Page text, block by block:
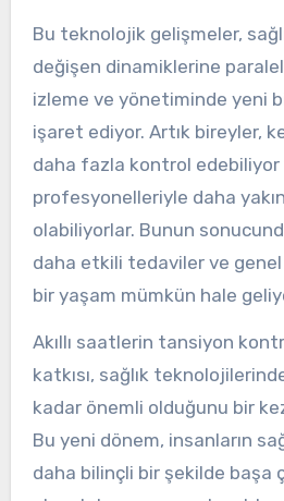
Bu teknolojik gelişmeler,
değişen dinamiklerine
izleme ve yönetiminde yeni
işaret ediyor. Artık bireyler,
daha fazla kontrol edebiliyor
profesyonelleriyle daha
olabiliyorlar. Bunun
daha etkili tedaviler ve genel
bir yaşam mümkün hale
Akıllı saatlerin tansiyon
katkısı, sağlık
kadar önemli olduğunu bir
Bu yeni dönem, insanların
daha bilinçli bir şekilde başa